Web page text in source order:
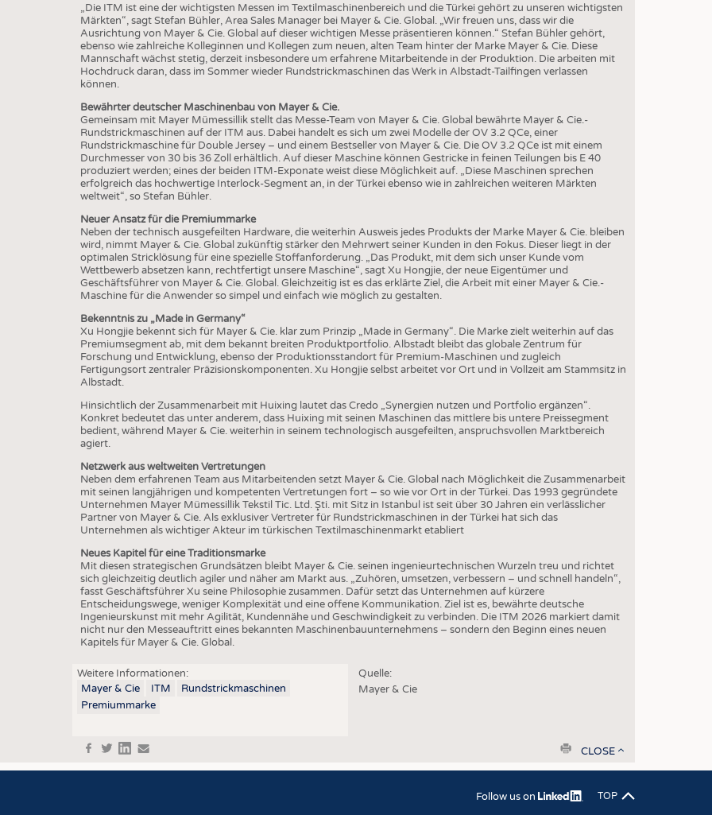
MEDIZIN
HAUS- UND HEIMTEXTILIEN
BEKLEIDUNG
BUSINESS
UNTERNEHMEN
AUSSCHREIBUNGEN
DTV AUSSCHREIBUNGSDIENST
FAKTEN
STATISTICS
BRANCHENTERMINE
„Die ITM ist eine der wichtigsten Messen im Textilmaschinenbereich und die Türkei gehört zu unseren wichtigsten
Märkten“, sagt Stefan Bühler, Area Sales Manager bei Mayer & Cie. Global. „Wir freuen uns, dass wir die
Ausrichtung von Mayer & Cie. Global auf dieser wichtigen Messe präsentieren können.“ Stefan Bühler gehört,
ebenso wie zahlreiche Kolleginnen und Kollegen zum neuen, alten Team hinter der Marke Mayer & Cie. Diese
Mannschaft wächst stetig, derzeit insbesondere um erfahrene Mitarbeitende in der Produktion. Die arbeiten mit
Hochdruck daran, dass im Sommer wieder Rundstrickmaschinen das Werk in Albstadt-Tailfingen verlassen
können.
Bewährter deutscher Maschinenbau von Mayer & Cie.
Gemeinsam mit Mayer Mümessillik stellt das Messe-Team von Mayer & Cie. Global bewährte Mayer & Cie.-
Rundstrickmaschinen auf der ITM aus. Dabei handelt es sich um zwei Modelle der OV 3.2 QCe, einer
Rundstrickmaschine für Double Jersey – und einem Bestseller von Mayer & Cie. Die OV 3.2 QCe ist mit einem
Durchmesser von 30 bis 36 Zoll erhältlich. Auf dieser Maschine können Gestricke in feinen Teilungen bis E 40
produziert werden; eines der beiden ITM-Exponate weist diese Möglichkeit auf. „Diese Maschinen sprechen
erfolgreich das hochwertige Interlock-Segment an, in der Türkei ebenso wie in zahlreichen weiteren Märkten
weltweit“, so Stefan Bühler.
Neuer Ansatz für die Premiummarke
Neben der technisch ausgefeilten Hardware, die weiterhin Ausweis jedes Produkts der Marke Mayer & Cie. bleiben
wird, nimmt Mayer & Cie. Global zukünftig stärker den Mehrwert seiner Kunden in den Fokus. Dieser liegt in der
optimalen Stricklösung für eine spezielle Stoffanforderung. „Das Produkt, mit dem sich unser Kunde vom
Wettbewerb absetzen kann, rechtfertigt unsere Maschine“, sagt Xu Hongjie, der neue Eigentümer und
Geschäftsführer von Mayer & Cie. Global. Gleichzeitig ist es das erklärte Ziel, die Arbeit mit einer Mayer & Cie.-
Maschine für die Anwender so simpel und einfach wie möglich zu gestalten.
Bekenntnis zu „Made in Germany“
Xu Hongjie bekennt sich für Mayer & Cie. klar zum Prinzip „Made in Germany“. Die Marke zielt weiterhin auf das
Premiumsegment ab, mit dem bekannt breiten Produktportfolio. Albstadt bleibt das globale Zentrum für
Forschung und Entwicklung, ebenso der Produktionsstandort für Premium-Maschinen und zugleich
Fertigungsort zentraler Präzisionskomponenten. Xu Hongjie selbst arbeitet vor Ort und in Vollzeit am Stammsitz in
Albstadt.
Hinsichtlich der Zusammenarbeit mit Huixing lautet das Credo „Synergien nutzen und Portfolio ergänzen“.
Konkret bedeutet das unter anderem, dass Huixing mit seinen Maschinen das mittlere bis untere Preissegment
bedient, während Mayer & Cie. weiterhin in seinem technologisch ausgefeilten, anspruchsvollen Marktbereich
agiert.
Netzwerk aus weltweiten Vertretungen
Neben dem erfahrenen Team aus Mitarbeitenden setzt Mayer & Cie. Global nach Möglichkeit die Zusammenarbeit
mit seinen langjährigen und kompetenten Vertretungen fort – so wie vor Ort in der Türkei. Das 1993 gegründete
Unternehmen Mayer Mümessillik Tekstil Tic. Ltd. Şti. mit Sitz in Istanbul ist seit über 30 Jahren ein verlässlicher
Partner von Mayer & Cie. Als exklusiver Vertreter für Rundstrickmaschinen in der Türkei hat sich das
Unternehmen als wichtiger Akteur im türkischen Textilmaschinenmarkt etabliert
Neues Kapitel für eine Traditionsmarke
Mit diesen strategischen Grundsätzen bleibt Mayer & Cie. seinen ingenieurtechnischen Wurzeln treu und richtet
sich gleichzeitig deutlich agiler und näher am Markt aus. „Zuhören, umsetzen, verbessern – und schnell handeln“,
fasst Geschäftsführer Xu seine Philosophie zusammen. Dafür setzt das Unternehmen auf kürzere
Entscheidungswege, weniger Komplexität und eine offene Kommunikation. Ziel ist es, bewährte deutsche
Ingenieurskunst mit mehr Agilität, Kundennähe und Geschwindigkeit zu verbinden. Die ITM 2026 markiert damit
nicht nur den Messeauftritt eines bekannten Maschinenbauunternehmens – sondern den Beginn eines neuen
Kapitels für Mayer & Cie. Global.
Weitere Informationen:
Mayer & Cie
ITM
Rundstrickmaschinen
Premiummarke
Quelle:
Mayer & Cie
in print
CLOSE
TOP
Follow us on